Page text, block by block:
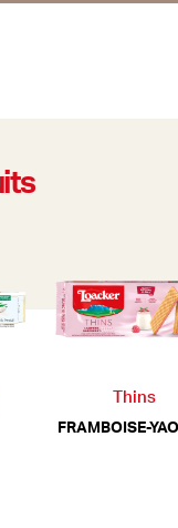
Thins
FRAMBOISE-